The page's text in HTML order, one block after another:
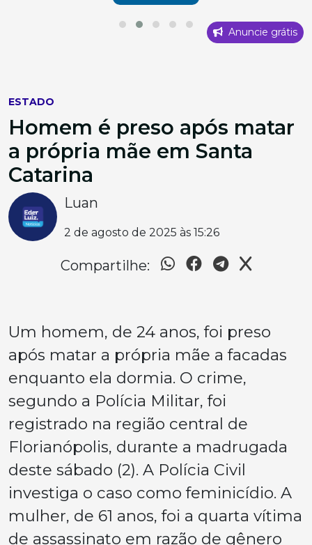
Anuncie grátis
ESTADO
Homem é preso após matar
a própria mãe em Santa
Catarina
Luan
2 de agosto de 2025 às 15:26
Compartilhe:
Um homem, de 24 anos, foi preso
após matar a própria mãe a facadas
enquanto ela dormia. O crime,
segundo a Polícia Militar, foi
registrado na região central de
Florianópolis, durante a madrugada
deste sábado (2). A Polícia Civil
investiga o caso como feminicídio. A
mulher, de 61 anos, foi a quarta vítima
de assassinato em razão de gênero